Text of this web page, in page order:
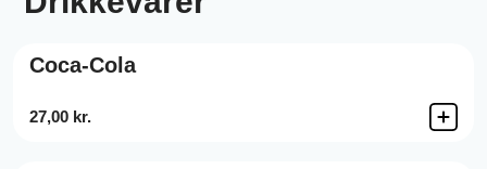
Coca-Cola
27,00 kr.